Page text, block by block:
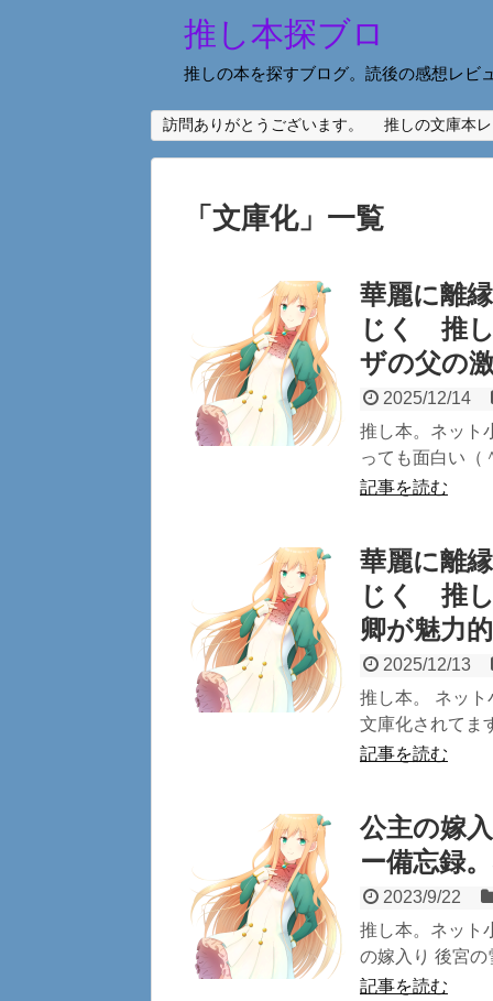
推し本探ブロ
推しの本を探すブログ。読後の感想レビ
訪問ありがとうございます。 推しの文庫本
「 文庫化」 一覧
華麗に離
じく 推し
ザの父の
2025/12/14
推し本。ネット
っても面白い（
記事を読む
華麗に離
じく 推し
卿が魅力的
2025/12/13
推し本。 ネッ
文庫化されてま
記事を読む
公主の嫁
ー備忘録
2023/9/22
推し本。ネット
の嫁入り 後宮の
記事を読む